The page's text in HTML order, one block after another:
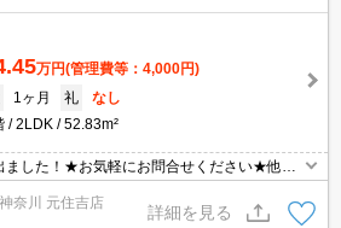
万円(管理費等：4,000円)
1ヶ月 礼
なし
2LDK 52.83m²
した！★お気軽にお問合せください★他社
なる物件はまとめてご紹介可能です！★ZOO
す★
奈川 元住吉店
詳細を見る